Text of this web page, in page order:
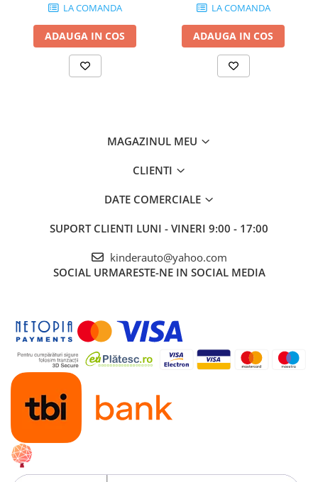
LA COMANDA
ADAUGA IN COS
LA COMANDA
ADAUGA IN COS
MAGAZINUL MEU
CLIENTI
DATE COMERCIALE
SUPORT CLIENTI LUNI - VINERI 9:00 - 17:00
kinderauto@yahoo.com
SOCIAL URMARESTE-NE IN SOCIAL MEDIA